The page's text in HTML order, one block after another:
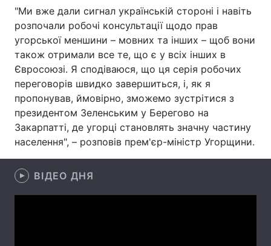
Цікавинки Погода
Екологія Регіони
Лонгріди
Відео з Youtube Статті
Інтерв'ю Думки
Архів
Контакти
"Ми вже дали сигнал українській стороні і навіть
розпочали робочі консультації щодо прав
угорської меншини – мовних та інших – щоб вони
також отримали все те, що є у всіх інших в
Євросоюзі. Я сподіваюся, що ця серія робочих
переговорів швидко завершиться, і, як я
пропонував, ймовірно, зможемо зустрітися з
президентом Зеленським у Берегово на
Закарпатті, де угорці становлять значну частину
населення", – розповів прем'єр-міністр Угорщини.
ВІДЕО ДНЯ